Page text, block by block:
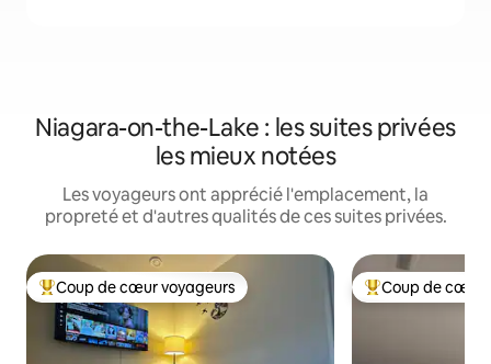
Niagara-on-the-Lake : les suites privées
les mieux notées
Les voyageurs ont apprécié l'emplacement, la
propreté et d'autres qualités de ces suites privées.
Coup de cœur voyageurs parmi les plus aimés
Coup de cœur voyageurs Coup de cœur
Coup de cœur